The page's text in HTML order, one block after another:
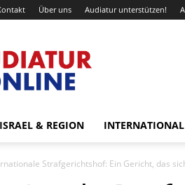
Über uns Audiatur unterstützen!
ISRAEL & REGION INTERNATIONAL
Strafgerichtshof: Ein Gericht, das